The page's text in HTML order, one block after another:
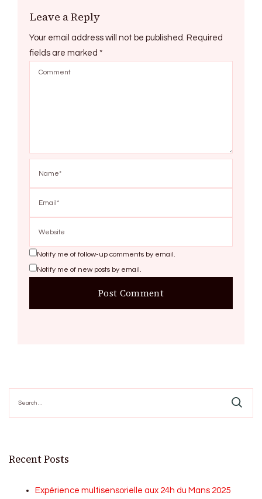
Leave a Reply
Your email address will not be published. Required
fields are marked *
Notify me of follow-up comments by email.
Notify me of new posts by email.
for:
Recent Posts
Expérience multisensorielle aux 24h du Mans 2025